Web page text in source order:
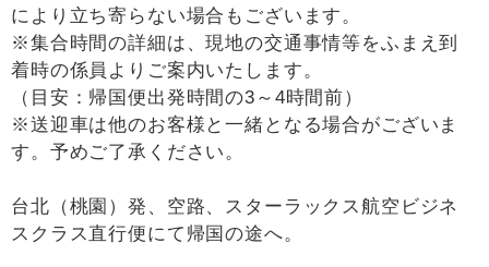
により立ち寄らない場合もございます。
※集合時間の詳細は、現地の交通事情等をふまえ到
着時の係員よりご案内いたします。
（目安：帰国便出発時間の3～4時間前）
※送迎車は他のお客様と一緒となる場合がございま
す。予めご了承ください。
台北（桃園）発、空路、スターラックス航空ビジネ
スクラス直行便にて帰国の途へ。